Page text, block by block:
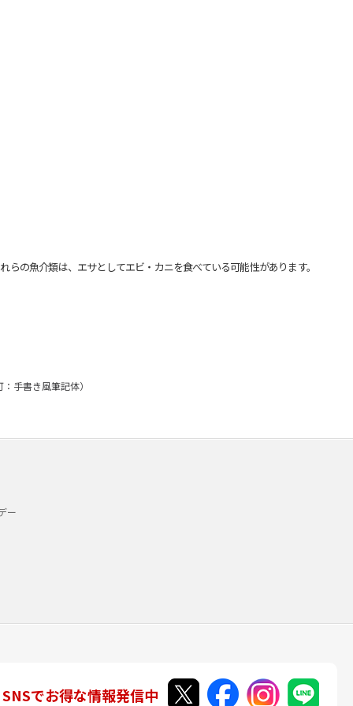
の魚介類は、エサとしてエビ・カニを食べている可能性があります。
手書き風筆記体）
ー
SNSでお得な情報発信中